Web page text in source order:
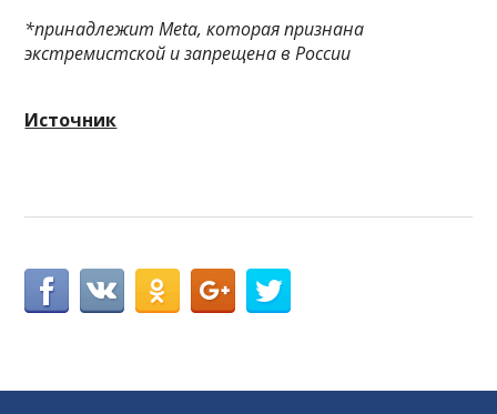
*принадлежит Meta, которая признана
экстремистской и запрещена в России
Источник